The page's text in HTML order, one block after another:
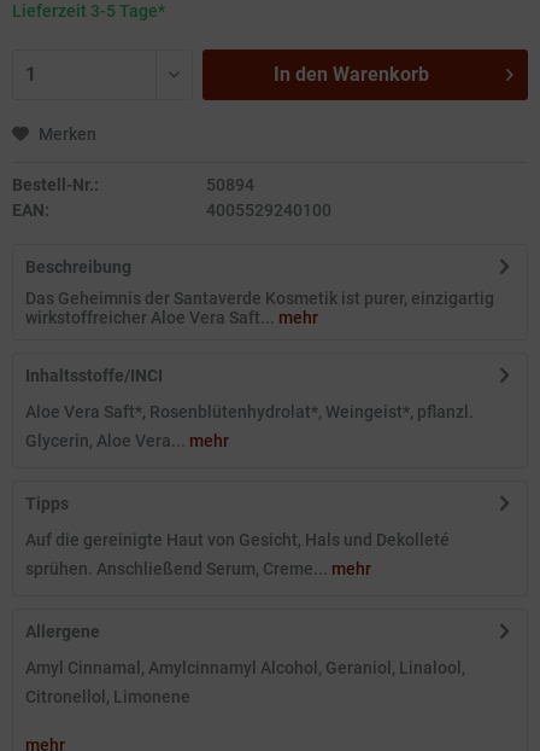
Lieferzeit 3-5 Tage*
In den Warenkorb
Merken
Bestell-Nr.:
50894
EAN:
4005529240100
Beschreibung
Das Geheimnis der Santaverde Kosmetik ist purer, einzigartig
wirkstoffreicher Aloe Vera Saft... mehr
Inhaltsstoffe/INCI
Aloe Vera Saft*, Rosenblütenhydrolat*, Weingeist*, pflanzl.
Glycerin, Aloe Vera... mehr
Tipps
Auf die gereinigte Haut von Gesicht, Hals und Dekolleté
sprühen. Anschließend Serum, Creme... mehr
Allergene
Amyl Cinnamal, Amylcinnamyl Alcohol, Geraniol, Linalool,
Citronellol, Limonene
mehr